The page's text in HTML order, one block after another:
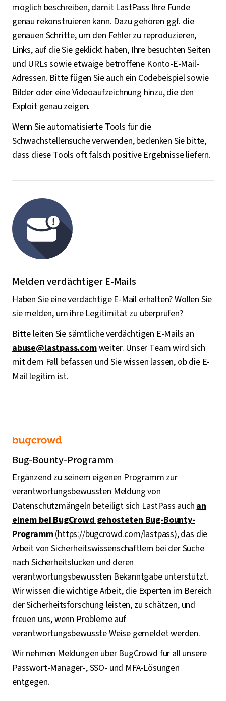
möglich beschreiben, damit LastPass Ihre Funde
genau rekonstruieren kann. Dazu gehören ggf. die
genauen Schritte, um den Fehler zu reproduzieren,
Links, auf die Sie geklickt haben, Ihre besuchten Seiten
und URLs sowie etwaige betroffene Konto-E-Mail-
Adressen. Bitte fügen Sie auch ein Codebeispiel sowie
Bilder oder eine Videoaufzeichnung hinzu, die den
Exploit genau zeigen.
Wenn Sie automatisierte Tools für die
Schwachstellensuche verwenden, bedenken Sie bitte,
dass diese Tools oft falsch positive Ergebnisse liefern.
Melden verdächtiger E-Mails
Haben Sie eine verdächtige E-Mail erhalten? Wollen Sie
sie melden, um ihre Legitimität zu überprüfen?
Bitte leiten Sie sämtliche verdächtigen E-Mails an
abuse@lastpass.comweiter. Unser Team wird sich
mit dem Fall befassen und Sie wissen lassen, ob die E-
Mail legitim ist.
Bug-Bounty-Programm
Ergänzend zu seinem eigenen Programm zur
verantwortungsbewussten Meldung von
Datenschutzmängeln beteiligt sich LastPass auch an
einem bei BugCrowd gehosteten Bug-Bounty-
Programm(https://bugcrowd.com/lastpass), das die
Arbeit von Sicherheitswissenschaftlern bei der Suche
nach Sicherheitslücken und deren
verantwortungsbewussten Bekanntgabe unterstützt.
Wir wissen die wichtige Arbeit, die Experten im Bereich
der Sicherheitsforschung leisten, zu schätzen, und
freuen uns, wenn Probleme auf
verantwortungsbewusste Weise gemeldet werden.
Wir nehmen Meldungen über BugCrowd für all unsere
Passwort-Manager-, SSO- und MFA-Lösungen
entgegen.